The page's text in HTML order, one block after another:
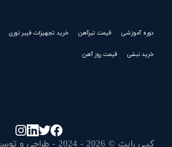
دوره آموزشی قیمت تیرآهن خرید تجهیزات فیبر نوری
خرید نبشی قیمت روز آهن